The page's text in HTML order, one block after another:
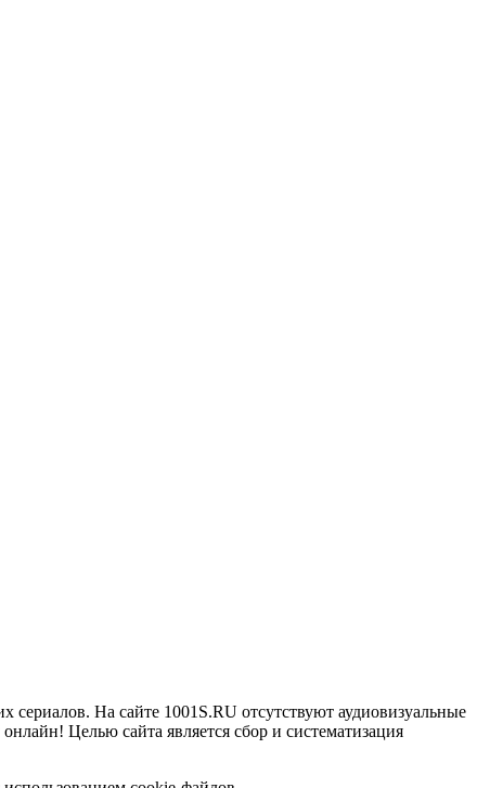
На сайте 1001S.RU отсутствуют аудиовизуальные
Целью сайта является сбор и систематизация